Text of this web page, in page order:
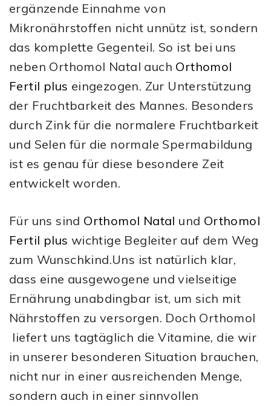
ergänzende Einnahme von
Mikronährstoffen nicht unnütz ist, sondern
das komplette Gegenteil. So ist bei uns
neben Orthomol Natal auch Orthomol
Fertil plus eingezogen. Zur Unterstützung
der Fruchtbarkeit des Mannes. Besonders
durch Zink für die normalere Fruchtbarkeit
und Selen für die normale Spermabildung
ist es genau für diese besondere Zeit
entwickelt worden.
Für uns sind Orthomol Natal und Orthomol
Fertil plus wichtige Begleiter auf dem Weg
zum Wunschkind.Uns ist natürlich klar,
dass eine ausgewogene und vielseitige
Ernährung unabdingbar ist, um sich mit
Nährstoffen zu versorgen. Doch Orthomol
liefert uns tagtäglich die Vitamine, die wir
in unserer besonderen Situation brauchen,
nicht nur in einer ausreichenden Menge,
sondern auch in einer sinnvollen